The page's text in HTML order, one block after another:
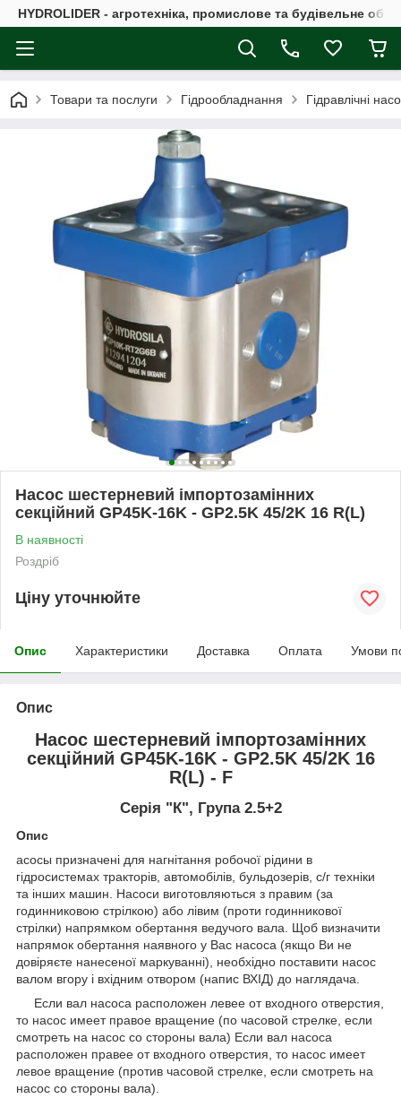
HYDROLIDER - агротехніка, промислове та будівельне
Товари та послуги Гідрообладнання Гідравлічні
Насос шестерневий імпортозамінних
секційний GP45K-16K - GP2.5K 45/2K 16 R(L)
В наявності
Роздріб
Ціну уточнюйте
Опис Характеристики Доставка Оплата Умови
Опис
Насос шестерневий імпортозамінних
секційний GP45K-16K - GP2.5K 45/2K 16
R(L) - F
Серія "К", Група 2.5+2
Опис
асосы призначені для нагнітання робочої рідини в
гідросистемах тракторів, автомобілів, бульдозерів, с/г техніки
та інших машин. Насоси виготовляються з правим (за
годинниковою стрілкою) або лівим (проти годинникової
стрілки) напрямком обертання ведучого вала. Щоб визначити
напрямок обертання наявного у Вас насоса (якщо Ви не
довіряєте нанесеної маркуванні), необхідно поставити насос
валом вгору і вхідним отвором (напис ВХІД) до наглядача.
Если вал насоса расположен левее от входного отверстия,
то насос имеет правое вращение (по часовой cтрелке, если
смотреть на насос со стороны вала) Если вал насоса
расположен правее от входного отверстия, то насос имеет
левое вращение (против часовой стрелке, если смотреть на
насос со стороны вала).